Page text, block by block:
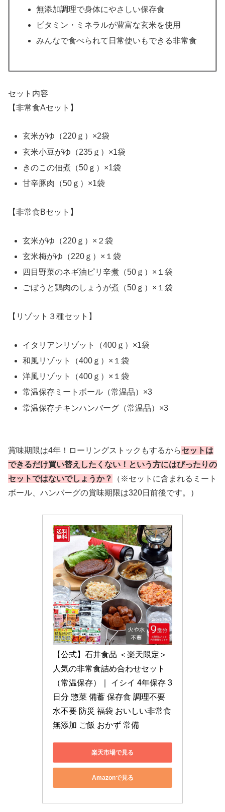
無添加調理で身体にやさしい保存食
ビタミン・ミネラルが豊富な玄米を使用
みんなで食べられて日常使いもできる非常食
セット内容
【非常食Aセット】
玄米がゆ（220ｇ）×2袋
玄米小豆がゆ（235ｇ）×1袋
きのこの佃煮（50ｇ）×1袋
甘辛豚肉（50ｇ）×1袋
【非常食Bセット】
玄米がゆ（220ｇ）×２袋
玄米梅がゆ（220ｇ）×１袋
四目野菜のネギ油ピリ辛煮（50ｇ）×１袋
ごぼうと鶏肉のしょうが煮（50ｇ）×１袋
【リゾット３種セット】
イタリアンリゾット（400ｇ）×1袋
和風リゾット（400ｇ）×１袋
洋風リゾット（400ｇ）×１袋
常温保存ミートボール（常温品）×3
常温保存チキンハンバーグ（常温品）×3
賞味期限は4年！ローリングストックもするからセットは
できるだけ買い替えしたくない！という方にはぴったりの
セットではないでしょうか？
（※セットに含まれるミート
ボール、ハンバーグの賞味期限は320日前後です。）
【公式】石井食品 ＜楽天限定＞
人気の非常食詰め合わせセット
（常温保存）｜ イシイ 4年保存 3
日分 惣菜 備蓄 保存食 調理不要
水不要 防災 福袋 おいしい非常食
無添加 ご飯 おかず 常備
楽天市場で見る
Amazonで見る